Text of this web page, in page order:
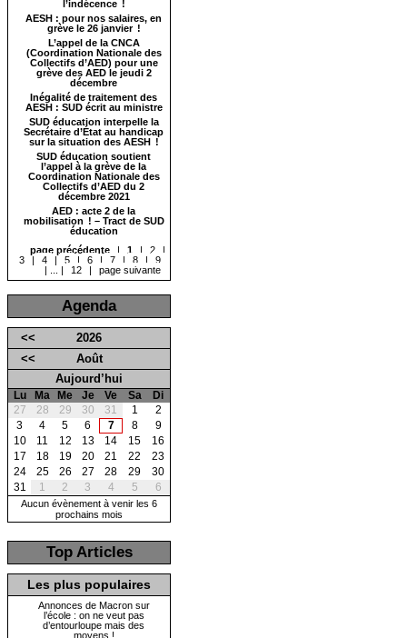
l’indécence !
AESH : pour nos salaires, en
grève le 26 janvier !
L’appel de la CNCA
(Coordination Nationale des
Collectifs d’AED) pour une
grève des AED le jeudi 2
décembre
Inégalité de traitement des
AESH : SUD écrit au ministre
SUD éducation interpelle la
Secrétaire d’État au handicap
sur la situation des AESH !
SUD éducation soutient
l’appel à la grève de la
Coordination Nationale des
Collectifs d’AED du 2
décembre 2021
AED : acte 2 de la
mobilisation ! – Tract de SUD
éducation
page précédente
| 1 | 2
|
3
| 4 | 5 | 6 | 7 | 8 |
9
|
| 12 | page suivante
Agenda
<<
2026
<<
Août
Aujourd’hui
Lu Ma Me Je Ve Sa
Di
27
28 29 30 31 1
2
3
4 5 6 7 8
9
10
11 12 13 14 15
16
17
18 19 20 21 22
23
24
25 26 27 28 29
30
31
1 2 3 4 5 6
Aucun évènement à venir les 6
prochains mois
Top Articles
Les plus populaires
Annonces de Macron sur
l’école : on ne veut pas
d’entourloupe mais des
moyens !